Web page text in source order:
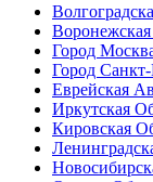
Город
Город
Еврейская
Иркутская
Кировская